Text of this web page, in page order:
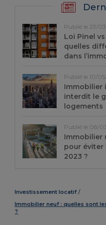
Investissement locatif
Immobilier neuf : quelles sont
?
Publié le 23/
Loi Pinel
quelles
dans
Publié le 10/
Immobilier
interdit le
logements
Publié le 08/
Immobilier
pour éviter
2023 ?